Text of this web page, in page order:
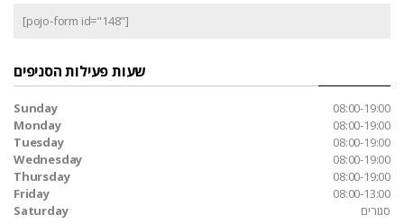
[pojo-form id="148"]
שעות פעילות הסניפים
Sunday
08:00-19:00
Monday
08:00-19:00
Tuesday
08:00-19:00
Wednesday
08:00-19:00
Thursday
08:00-19:00
Friday
08:00-13:00
Saturday
סגורים